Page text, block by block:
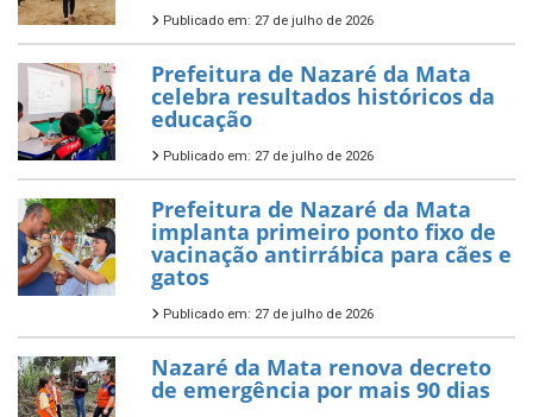
Publicado em: 27 de julho de 2026
Prefeitura de Nazaré da Mata
celebra resultados históricos da
educação
Publicado em: 27 de julho de 2026
Prefeitura de Nazaré da Mata
implanta primeiro ponto fixo de
vacinação antirrábica para cães e
gatos
Publicado em: 27 de julho de 2026
Nazaré da Mata renova decreto
de emergência por mais 90 dias